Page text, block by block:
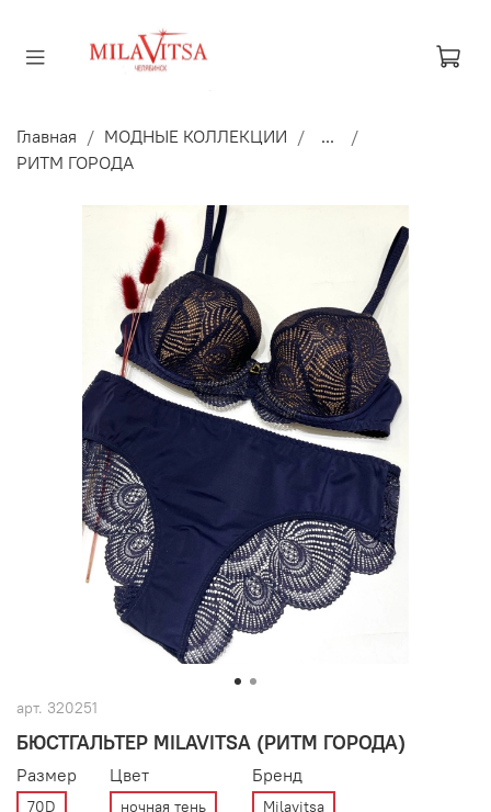
Главная МОДНЫЕ КОЛЛЕКЦИИ
...
РИТМ ГОРОДА
арт. 320251
БЮСТГАЛЬТЕР MILAVITSA (РИТМ ГОРОДА)
Размер
70D
Цвет
ночная тень
Бренд
Milavitsa